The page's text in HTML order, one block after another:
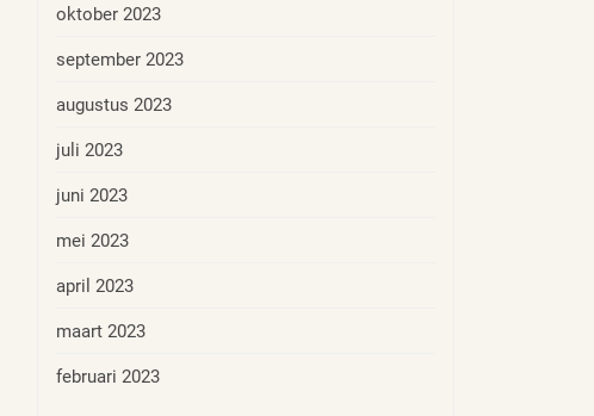
oktober 2023
september 2023
augustus 2023
juli 2023
juni 2023
mei 2023
april 2023
maart 2023
februari 2023